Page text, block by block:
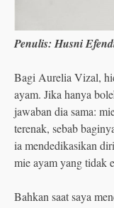
Penulis: Husni
Bagi Aurelia Vizal,
ayam. Jika hanya
jawaban dia sama:
terenak, sebab
ia mendedikasikan
mie ayam yang tidak
Bahkan saat saya